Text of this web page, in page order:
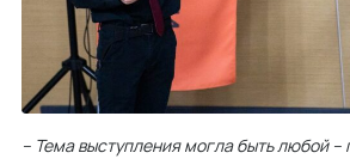
– Тема выступления могла быть любой –